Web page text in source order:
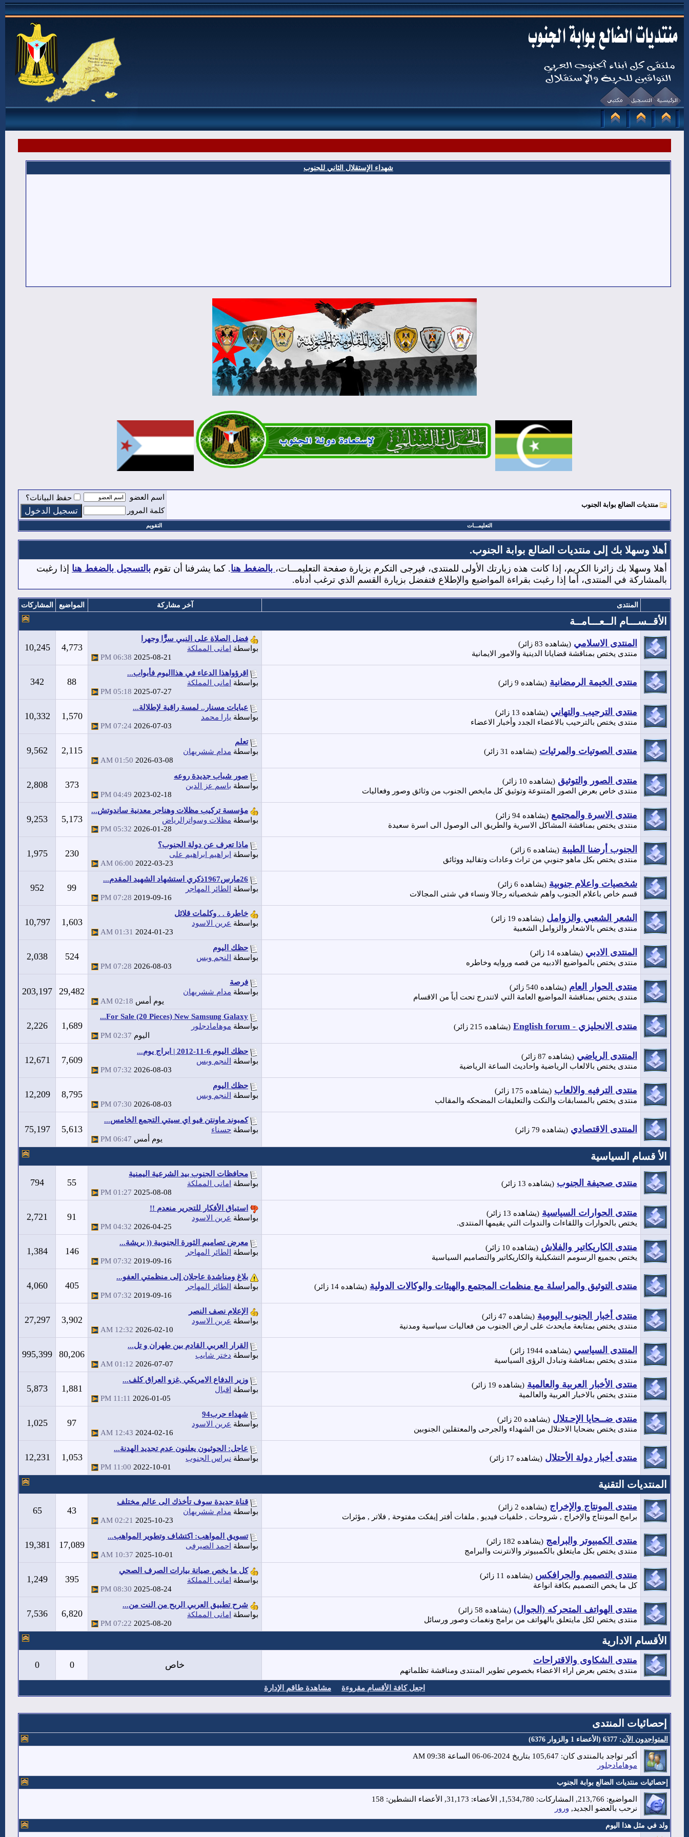
شهداء الإستقلال الثاني للجنوب
منتديات الضالع بوابة الجنوب
اسم العضو
حفظ البيانات؟
كلمة المرور
التعليمـــات التقويم
أهلا وسهلا بك إلى منتديات الضالع بوابة الجنوب.
أهلا وسهلا بك زائرنا الكريم، إذا كانت هذه زيارتك الأولى للمنتدى، فيرجى التكرم بزيارة صفحة التعليمـــات، بالضغط هنا. كما يشرفنا أن تقوم بالتسجيل بالضغط هنا إذا رغبت
بالمشاركة في المنتدى، أما إذا رغبت بقراءة المواضيع والإطلاع فتفضل بزيارة القسم الذي ترغب أدناه.
المنتدى آخر مشاركة المواضيع المشاركات
الأقــســـام الــعـــامــة
المنتدى الاسلامي (يشاهده 83 زائر)
منتدى يختص بمناقشة قضايانا الدينية والامور الايمانية
فضل الصلاة على النبي سرًّا وجهرا
بواسطة امانى المملكة
2025-08-21
06:38 PM
4,773
10,245
منتدى الخيمة الرمضانية (يشاهده 9 زائر)
اقرؤواهذا الدعاء في هذااليوم فأبواب...
بواسطة امانى المملكة
2025-07-27
05:18 PM
88
342
منتدى الترحيب والتهاني (يشاهده 13 زائر)
منتدى يختص بالترحيب بالاعضاء الجدد وأخبار الاعضاء
عبايات مسنار.. لمسة راقية لإطلالة...
بواسطة يارا محمد
2026-07-03
07:24 PM
1,570
10,332
منتدى الصوتيات والمرئيات (يشاهده 31 زائر)
تعلم
بواسطة مدام ششريهان
2026-03-08
01:50 AM
2,115
9,562
منتدى الصور والتوثيق (يشاهده 10 زائر)
منتدى خاص بعرض الصور المتنوعة وتوثيق كل مايخص الجنوب من وثائق وصور وفعاليات
صور شباب جديدة روعه
بواسطة باسم عز الدين
2023-02-18
04:49 PM
373
2,808
منتدى الاسرة والمجتمع (يشاهده 94 زائر)
منتدى يختص بمناقشة المشاكل الاسرية والطريق الى الوصول الى اسرة سعيدة
مؤسسة تركيب مظلات وهناجر معدنية ساندوتش...
بواسطة مظلات وسواترالرياض
2026-01-28
05:32 PM
5,173
9,253
الجنوب أرضنا الطيبة (يشاهده 6 زائر)
منتدى يختص بكل ماهو جنوبي من تراث وعادات وتقاليد ووثائق
ماذا تعرف عن دولة الجنوب؟
بواسطة ابراهيم ابراهيم على
2022-03-23
06:00 AM
230
1,975
شخصيات واعلام جنوبية (يشاهده 6 زائر)
قسم خاص باعلام الجنوب واهم شخصياته رجالا ونساء في شتى المجالات
26مارس1967ذكري استشهاد الشهيد المقدم...
بواسطة الطائر المهاجر
2019-09-16
07:28 PM
99
952
الشعر الشعبي والزوامل (يشاهده 19 زائر)
منتدى يختص بالاشعار والزوامل الشعبية
خاطرة . . وكلمات قلائل
بواسطة عرين الاسود
2024-01-23
01:31 AM
1,603
10,797
المنتدى الادبي (يشاهده 14 زائر)
منتدى يختص بالمواضيع الادبيه من قصه وروايه وخاطره
حظك اليوم
بواسطة النجم وبس
2026-08-03
07:28 PM
524
2,038
منتدى الحوار العام (يشاهده 540 زائر)
منتدى يختص بمناقشة المواضيع العامة التي لاتندرج تحت أياً من الاقسام
فرصة
بواسطة مدام ششريهان
يوم أمس 02:18 AM
29,482
203,197
منتدى الانجليزي - English forum (يشاهده 215 زائر)
For Sale (20 Pieces) New Samsung Galaxy...
بواسطة موهامادجلور
اليوم 02:37 PM
1,689
2,226
المنتدى الرياضي (يشاهده 87 زائر)
منتدى يختص بالالعاب الرياضية واحاديث الساعة الرياضية
حظك اليوم 6-11-2012 | ابراج يوم...
بواسطة النجم وبس
2026-08-03
07:32 PM
7,609
12,671
منتدى الترفيه والالعاب (يشاهده 175 زائر)
منتدى يختص بالمسابقات والنكت والتعليقات المضحكه والمقالب
حظك اليوم
بواسطة النجم وبس
2026-08-03
07:30 PM
8,795
12,209
المنتدى الاقتصادي (يشاهده 79 زائر)
كمبوند ماونتن فيو اي سيتي التجمع الخامس...
بواسطة حسناء
يوم أمس 06:47 PM
5,613
75,197
الأ قسام السياسية
منتدى صحيفة الجنوب (يشاهده 13 زائر)
محافظات الجنوب بيد الشرعية اليمنية
بواسطة امانى المملكة
2025-08-08
01:27 PM
55
794
منتدى الحوارات السياسية (يشاهده 13 زائر)
يختص بالحوارات واللقاءات والندوات التي يقيمها المنتدى.
استباق الأفكار للتحرير منعدم !!
بواسطة عرين الاسود
2026-04-25
04:32 PM
91
2,721
منتدى الكاريكاتير والفلاش (يشاهده 10 زائر)
يختص بجميع الرسومم التشكيلية والكاريكاتير والتصاميم السياسية
معرض تصاميم الثورة الجنوبية (( بريشة...
بواسطة الطائر المهاجر
2019-09-16
07:32 PM
146
1,384
منتدى التوثيق والمراسلة مع منظمات المجتمع والهيئات والوكالات الدولية (يشاهده 14 زائر)
بلاغ ومناشدة عاجلان إلى منظمتي العفو...
بواسطة الطائر المهاجر
2019-09-16
07:32 PM
405
4,060
منتدى أخبار الجنوب اليومية (يشاهده 47 زائر)
منتدى يختص بمتابعة مايحدث على ارض الجنوب من فعاليات سياسية ومدنية
الإعلام نصف النصر
بواسطة عرين الاسود
2026-02-10
12:32 AM
3,902
27,297
المنتدى السياسي (يشاهده 1944 زائر)
منتدى يختص بمناقشة وتبادل الرؤى السياسية
القرار العربي القادم بين طهران و تل...
بواسطة دختر شايب
2026-07-07
01:12 AM
80,206
995,399
منتدى الأخبار العربية والعالمية (يشاهده 19 زائر)
منتدى يختص بالاخبار العربية والعالمية
وزير الدفاع الامريكي ,غزو العراق كلف...
بواسطة اقبال
2026-01-05
11:11 PM
1,881
5,873
منتدى ضــحايا الإحـتلال (يشاهده 20 زائر)
منتدى يختص بضحايا الاحتلال من الشهداء والجرحى والمعتقلين الجنوبين
شهداء حرب94
بواسطة عرين الاسود
2024-02-16
12:43 AM
97
1,025
منتدى أخبار دولة الأحتلال (يشاهده 17 زائر)
عاجل: الحوثيون يعلنون عدم تجديد الهدنة...
بواسطة نبراس الجنوب
2022-10-01
11:00 PM
1,053
12,231
المنتديات التقنية
منتدى المونتاج والإخراج (يشاهده 2 زائر)
برامج المونتاج والإخراج , شروحات , خلفيات فيديو , ملفات أفتر إيفكت مفتوحة , فلاتر , مؤثرات
قناة جديدة سوف تأخذك الى عالم مختلف
بواسطة مدام ششريهان
2025-10-23
02:21 AM
43
65
منتدى الكمبيوتر والبرامج (يشاهده 182 زائر)
منتدى يختص بكل مايتعلق بالكمبيوتر والانترنت والبرامج
تسويق المواهب: اكتشاف وتطوير المواهب...
بواسطة احمد الصيرفى
2025-10-01
10:37 AM
17,089
19,381
منتدى التصميم والجرافكس (يشاهده 11 زائر)
كل ما يخص التصميم بكافة انواعة
كل ما يخص صيانة بيارات الصرف الصحي
بواسطة امانى المملكة
2025-08-24
08:30 PM
395
1,249
منتدى الهواتف المتحركه (الجوال) (يشاهده 58 زائر)
منتدى يختص لكل مايتعلق بالهواتف من برامج ونغمات وصور ورسائل
شرح تطبيق العربي الربح من النت من...
بواسطة امانى المملكة
2025-08-20
07:22 PM
6,820
7,536
الأقسام الادارية
منتدى الشكاوى والاقتراحات
منتدى يختص بعرض اراء الاعضاء بخصوص تطوير المنتدى ومناقشة تظلماتهم
خاص 0
0
اجعل كافة الأقسام مقروءة مشاهدة طاقم الإدارة
إحصائيات المنتدى
المتواجدون الآن: 6377 (الأعضاء 1 والزوار 6376)
أكبر تواجد بالمنتدى كان: 105,647 بتاريخ 2024-06-06 الساعة 09:38 AM
موهامادجلور
إحصائيات منتديات الضالع بوابة الجنوب
المواضيع: 213,766, المشاركات: 1,534,780, الأعضاء: 31,173,
الأعضاء النشطين: 158
نرحب بالعضو الجديد, ورور
ولد في مثل هذا اليوم